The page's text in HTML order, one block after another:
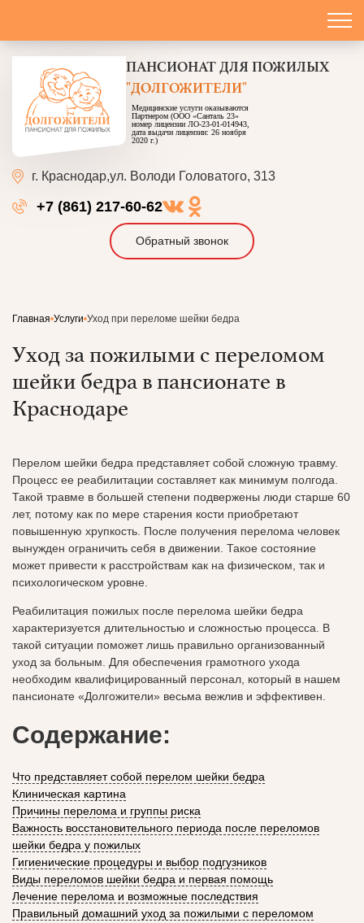
ПАНСИОНАТ ДЛЯ ПОЖИЛЫХ
"ДОЛГОЖИТЕЛИ"
Медицинские услуги оказываются
Партнером (ООО «Санталь 23»
номер лицензии ЛО-23-01-014943,
дата выдачи лицензии: 26 ноября
2020 г.)
г. Краснодар,ул. Володи Головатого, 313
+7 (861) 217-60-62
Обратный звонок
Главная Услуги Уход при переломе шейки бедра
Уход за пожилыми с переломом
шейки бедра в пансионате в
Краснодаре
Перелом шейки бедра представляет собой сложную травму.
Процесс ее реабилитации составляет как минимум полгода.
Такой травме в большей степени подвержены люди старше 60
лет, потому как по мере старения кости приобретают
повышенную хрупкость. После получения перелома человек
вынужден ограничить себя в движении. Такое состояние
может привести к расстройствам как на физическом, так и
психологическом уровне.
Реабилитация пожилых после перелома шейки бедра
характеризуется длительностью и сложностью процесса. В
такой ситуации поможет лишь правильно организованный
уход за больным. Для обеспечения грамотного ухода
необходим квалифицированный персонал, который в нашем
пансионате «Долгожители» весьма вежлив и эффективен.
Содержание:
Что представляет собой перелом шейки бедра
Клиническая картина
Причины перелома и группы риска
Важность восстановительного периода после переломов
шейки бедра у пожилых
Гигиенические процедуры и выбор подгузников
Виды переломов шейки бедра и первая помощь
Лечение перелома и возможные последствия
Правильный домашний уход за пожилыми с переломом